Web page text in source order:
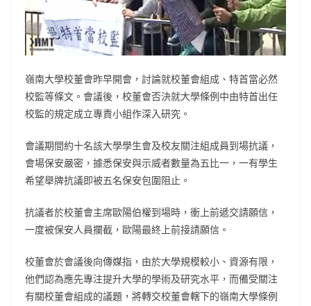
嶺南大學校董會昨早開會，討論就校董會組成、特首當必然
校監等條文。會議後，校董會否決就大學條例中由特首出任
校監的規定成立專責小組作深入研究。
會議期間約十名該大學學生會及校友關注組成員到場抗議，
會場保安嚴密，據悉保安與示威者數量為五比一，一有學生
希望舉牌抗議即被五名保安包圍阻止。
抗議者於校董會主席歐陽伯權到場時，衝上前遞交請願信，
一度被保安人員攔截，歐陽最終上前接請願信。
校董會於會議後向傳媒指，由於大學規模較小、資源有限，
他們認為應先專注提升大學的學術及研究水平，而備受關注
有關校董會組成的議題，將轉交校董會轄下的嶺南大學條例